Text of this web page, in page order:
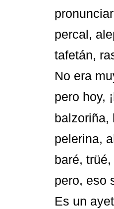
percal,
tafetán,
No era
pero hoy,
balzoriña,
pelerina,
baré,
pero, eso
Es un